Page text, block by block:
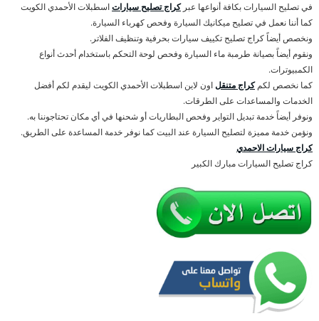
في تصليح السيارات بكافة أنواعها عبركراج تصليح سياراتاسطبلات الأحمدي الكويت
كما أننا نعمل في تصليح ميكانيك السيارة وفحص كهرباء السيارة.
ونخصص أيضاً كراج تصليح تكييف سيارات بحرفية وتنظيف الفلاتر.
ونقوم أيضاً بصيانة طرمبة ماء السيارة وفحص لوحة التحكم باستخدام أحدث أنواع
الكمبيوترات.
كما نخصص لكمكراج متنقلاون لاين اسطبلات الأحمدي الكويت ليقدم لكم أفضل
الخدمات والمساعدات على الطرقات.
ونوفر أيضاً خدمة تبديل التواير وفحص البطاريات أو شحنها في أي مكان تحتاجوننا به.
ونؤمن خدمة مميزة لتصليح السيارة عند البيت كما نوفر خدمة المساعدة على الطريق.
كراج سيارات الاحمدي
كراج تصليح السيارات مبارك الكبير